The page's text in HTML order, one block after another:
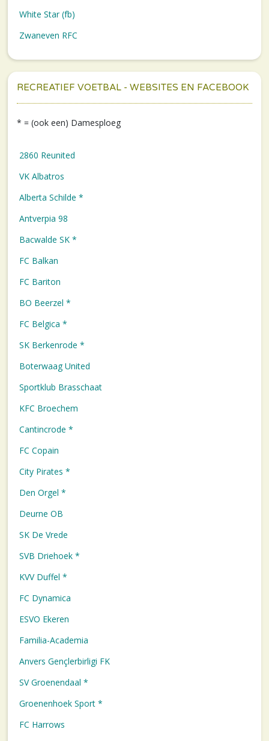
White Star (fb)
Zwaneven RFC
RECREATIEF VOETBAL - WEBSITES EN FACEBOOK
* = (ook een) Damesploeg
2860 Reunited
VK Albatros
Alberta Schilde *
Antverpia 98
Bacwalde SK *
FC Balkan
FC Bariton
BO Beerzel *
FC Belgica *
SK Berkenrode *
Boterwaag United
Sportklub Brasschaat
KFC Broechem
Cantincrode *
FC Copain
City Pirates *
Den Orgel *
Deurne OB
SK De Vrede
SVB Driehoek *
KVV Duffel *
FC Dynamica
ESVO Ekeren
Familia-Academia
Anvers Gençlerbirligi FK
SV Groenendaal *
Groenenhoek Sport *
FC Harrows